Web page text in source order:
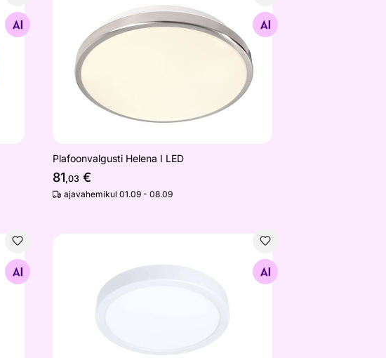
Otsi sarnaseid
Plafoonvalgusti Helena I LED
81,03€
ajavahemikul 01.09 - 08.09